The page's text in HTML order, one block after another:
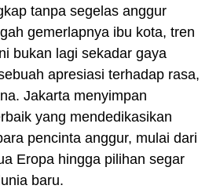
tanpa segelas anggur
gemerlapnya ibu kota, tren
bukan lagi sekadar gaya
apresiasi terhadap rasa,
Jakarta menyimpan
yang mendedikasikan
pencinta anggur, mulai dari
Eropa hingga pilihan segar
baru.